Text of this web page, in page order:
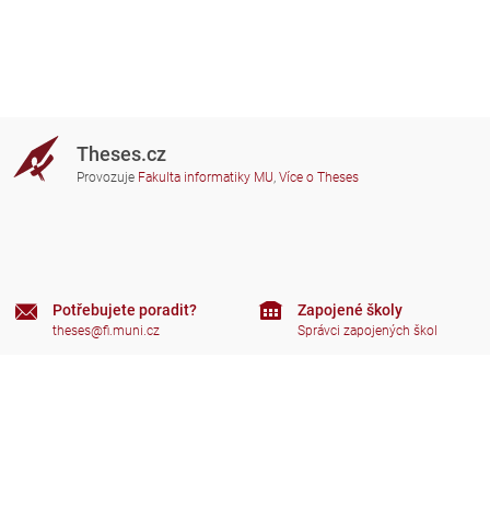
Theses.cz
Provozuje Fakulta informatiky MU, Více o Theses
Potřebujete poradit?
theses@fi.muni.cz
Zapojené školy
Správci zapojených škol